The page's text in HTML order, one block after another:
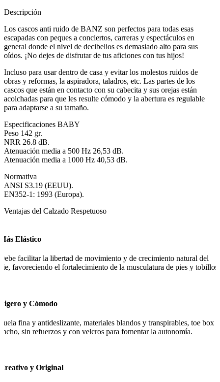
Descripción
Los cascos anti ruido de BANZ son perfectos para todas esas
escapadas con peques a conciertos, carreras y espectáculos en
general donde el nivel de decibelios es demasiado alto para sus
oídos. ¡No dejes de disfrutar de tus aficiones con tus hijos!
Incluso para usar dentro de casa y evitar los molestos ruidos de
obras y reformas, la aspiradora, taladros, etc. Las partes de los
cascos que están en contacto con su cabecita y sus orejas están
acolchadas para que les resulte cómodo y la abertura es regulable
para adaptarse a su tamaño.
Especificaciones BABY
Peso 142 gr.
NRR 26.8 dB.
Atenuación media a 500 Hz 26,53 dB.
Atenuación media a 1000 Hz 40,53 dB.
Normativa
ANSI S3.19 (EEUU).
EN352-1: 1993 (Europa).
Ventajas del Calzado Respetuoso
Elástico
facilitar la libertad de movimiento y de crecimiento natural del
favoreciendo el fortalecimiento de la musculatura de pies y tobillos.
y Cómodo
fina y antideslizante, materiales blandos y transpirables, toe box
sin refuerzos y con velcros para fomentar la autonomía.
y Original